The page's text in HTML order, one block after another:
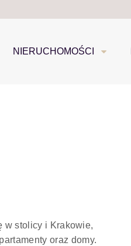
NIERUCHOMOŚCI
w stolicy i Krakowie,
oraz domy.